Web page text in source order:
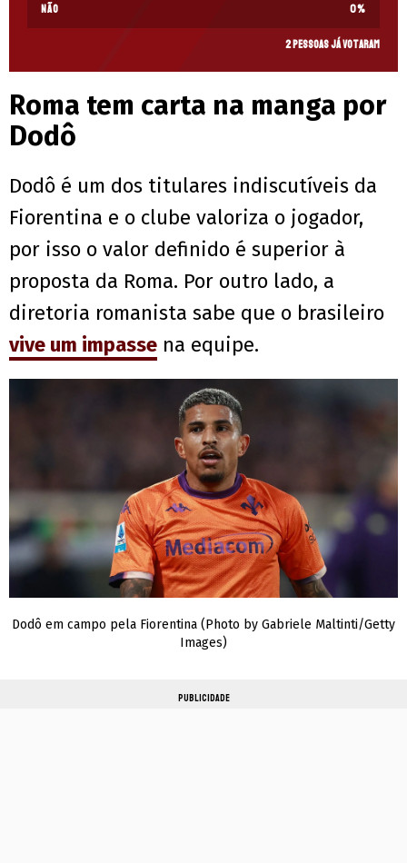
Não 0%
2 pessoas já votaram
Roma tem carta na manga por
Dodô
Dodô é um dos titulares indiscutíveis da
Fiorentina e o clube valoriza o jogador,
por isso o valor definido é superior à
proposta da Roma. Por outro lado, a
diretoria romanista sabe que o brasileiro
vive um impasse na equipe.
Dodô em campo pela Fiorentina (Photo by Gabriele Maltinti/Getty
Images)
PUBLICIDADE